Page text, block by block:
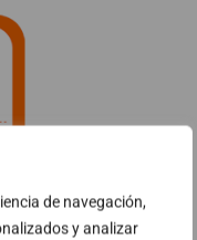
de navegación,
y analizar